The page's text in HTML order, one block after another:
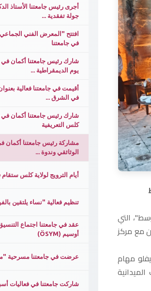
أجرى رئيس جامعتنا الأستاذ
جولة تفقدية ...
في جامعتنا
شارك رئيس جامعتنا أكمان في
يوم الديمقراطية ...
أقيمت في جامعتنا فعالية
في الشرق ...
شارك رئيس جامعتنا أكمان في
كلس التعريفية
مشاركة رئيس جامعتنا أكمان
الوثائقي وندوة ...
أيام الترويج لولاية كلس
تنظيم فعالية "نساء يلتقين
عقد في جامعتنا اجتماع
أوسيم (ÖSYM)
عرضت في جامعتنا مسرحية
شاركت جامعتنا في فعاليات
التي
مع مركز
مهام